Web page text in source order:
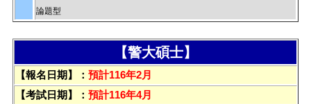
論題型
【警大碩士】
【報名日期】： 預計116年2月
【考試日期】： 預計116年4月